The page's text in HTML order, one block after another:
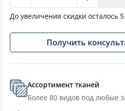
До увеличения скидки осталось 5
Получить
Ассортимент тканей
Более 80 видов под любые